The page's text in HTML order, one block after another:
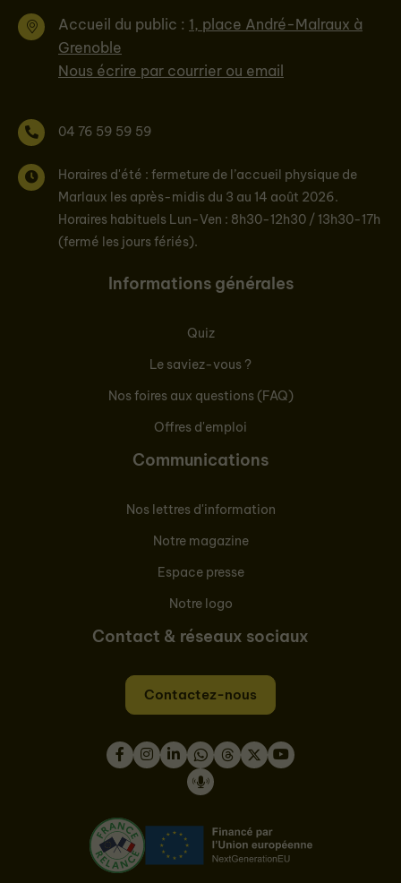
Accueil du public : 1, place André-Malraux à
Grenoble
Nous écrire par courrier ou email
04 76 59 59 59
Horaires d'été : fermeture de l’accueil physique de
Marlaux les après-midis du 3 au 14 août 2026.
Horaires habituels Lun-Ven : 8h30-12h30 / 13h30-17h
(fermé les jours fériés).
Informations générales
Quiz
Le saviez-vous ?
Nos foires aux questions (FAQ)
Offres d'emploi
Communications
Nos lettres d'information
Notre magazine
Espace presse
Notre logo
Contact & réseaux sociaux
Contactez-nous
Instagram
LinkedInWhatsApp